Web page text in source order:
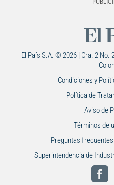
El País S.A. © 2026 | Cra. 2 No.
Condiciones y
Política de
Aviso de
Términos de
Preguntas
Superintendencia de